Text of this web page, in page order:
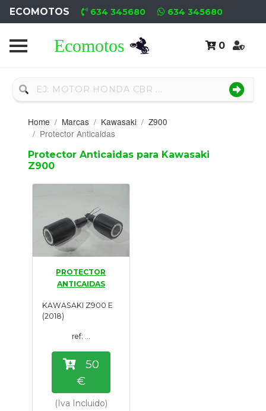
ECOMOTOS 634 345680 634 345680
0
Home
Nuevo
Neumáticos
Campa
Motores
Motores
Usados
Tasaciones
Formulario
Empresa
Contacto
Home Marcas Kawasaki
Z900
Protector Anticaidas
Protector Anticaidas para Kawasaki
Z900
PROTECTOR
ANTICAIDAS
KAWASAKI Z900 E
(2018)
ref: ...
50
€
(Iva Incluido)